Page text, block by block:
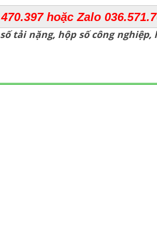
hoặc Zalo
tải nặng, hộp số công nghiệp,